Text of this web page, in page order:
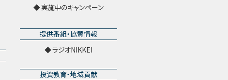
実施中のキャンペーン
提供番組・協賛情報
ラジオNIKKEI
投資教育・地域貢献